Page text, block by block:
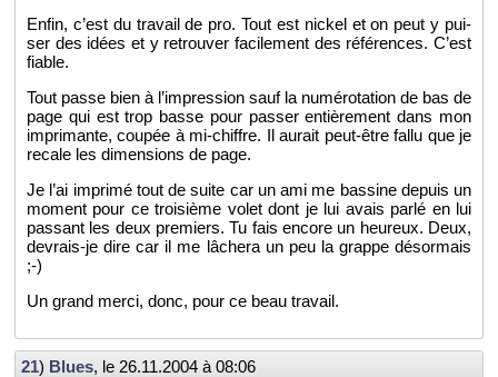
Enfin, c’est du tra­vail de pro. Tout est ni­ckel et on peut y pui­
ser des idées et y re­trou­ver fa­ci­le­ment des ré­fé­rences. C’est
fiable.
Tout passe bien à l’im­pres­sion sauf la nu­mé­ro­ta­tion de bas de
page qui est trop basse pour pas­ser en­tiè­re­ment dans mon
im­pri­mante, cou­pée à mi-chiffre. Il au­rait peut-être fallu que je
re­cale les di­men­sions de page.
Je l’ai im­primé tout de suite car un ami me bas­sine de­puis un
mo­ment pour ce troi­sième volet dont je lui avais parlé en lui
pas­sant les deux pre­miers. Tu fais en­core un heu­reux. Deux,
de­vrais-je dire car il me lâ­chera un peu la grappe dé­sor­mais
;-)
Un grand merci, donc, pour ce beau tra­vail.
21) Blues, le 26.11.2004 à 08:06